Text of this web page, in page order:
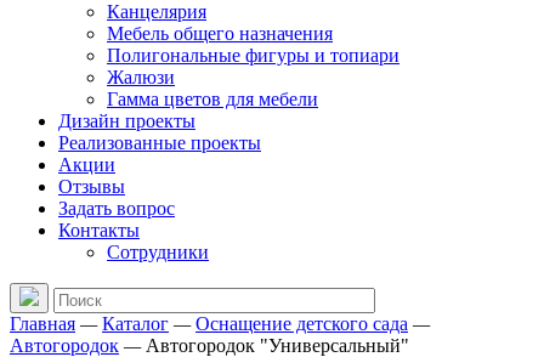
Канцелярия
Мебель общего назначения
Полигональные фигуры и топиари
Жалюзи
Гамма цветов для мебели
Дизайн проекты
Реализованные проекты
Акции
Отзывы
Задать вопрос
Контакты
Сотрудники
Главная —Каталог —Оснащение детского сада —
Автогородок — Автогородок "Универсальный"